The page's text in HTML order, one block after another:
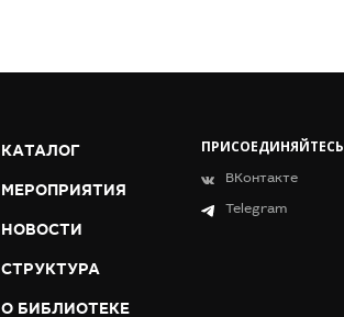
КАТАЛОГ
МЕРОПРИЯТИЯ
НОВОСТИ
СТРУКТУРА
О БИБЛИОТЕКЕ
ПРИСОЕДИНЯЙТЕСЬ
ВКонтакте
Telegram